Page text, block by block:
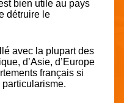
bien utile au pays
détruire le
avec la plupart des
d’Asie, d’Europe
français si